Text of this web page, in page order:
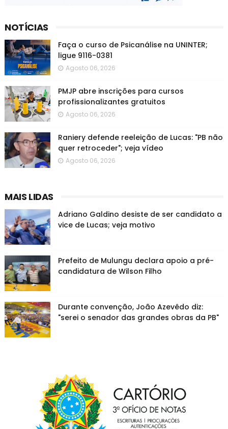
NOTÍCIAS
Faça o curso de Psicanálise na UNINTER;
ligue 9116-0381
Agosto 06, 2026
PMJP abre inscrições para cursos
profissionalizantes gratuitos
Agosto 06, 2026
Raniery defende reeleição de Lucas: "PB não
quer retroceder"; veja vídeo
Agosto 06, 2026
MAIS LIDAS
Adriano Galdino desiste de ser candidato a
vice de Lucas; veja motivo
Prefeito de Mulungu declara apoio a pré-
candidatura de Wilson Filho
Durante convenção, João Azevêdo diz:
"serei o senador das grandes obras da PB"